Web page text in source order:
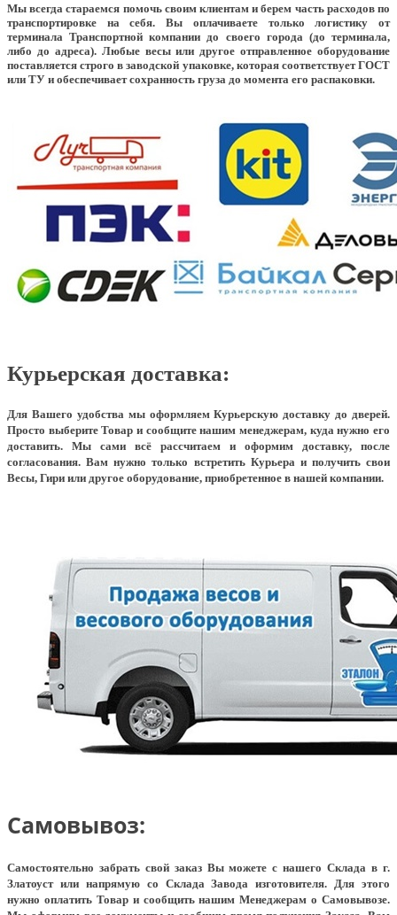
Мы всегда стараемся помочь своим клиентам и берем часть расходов по
транспортировке на себя. Вы оплачиваете только логистику от
терминала Транспортной компании до своего города (до терминала,
либо до адреса). Любые весы или другое отправленное оборудование
поставляется строго в заводской упаковке, которая соответствует ГОСТ
или ТУ и обеспечивает сохранность груза до момента его распаковки.
Курьерская доставка:
Для Вашего удобства мы оформляем Курьерскую доставку до дверей.
Просто выберите Товар и сообщите нашим менеджерам, куда нужно его
доставить. Мы сами всё рассчитаем и оформим доставку, после
согласования. Вам нужно только встретить Курьера и получить свои
Весы, Гири или другое оборудование, приобретенное в нашей компании.
Самовывоз:
Самостоятельно забрать свой заказ Вы можете с нашего Склада в г.
Златоуст или напрямую со Склада Завода изготовителя. Для этого
нужно оплатить Товар и сообщить нашим Менеджерам о Самовывозе.